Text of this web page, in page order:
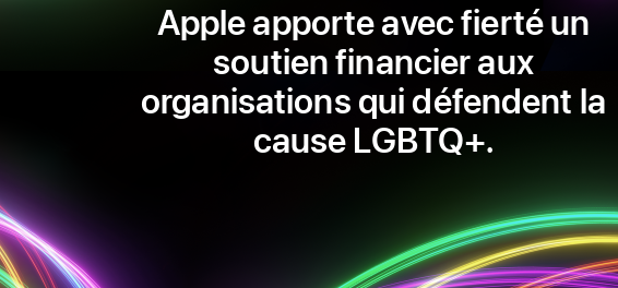
Apple apporte avec fierté un
soutien financier aux
organisations qui défendent la
cause LGBTQ+.